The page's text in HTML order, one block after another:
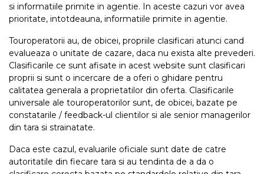
si informatiile primite in agentie. In aceste cazuri vor avea
prioritate, intotdeauna, informatiile primite in agentie.
Touroperatorii au, de obicei, propriile clasificari atunci cand
evalueaza o unitate de cazare, daca nu exista alte prevederi.
Clasificarile ce sunt afisate in acest website sunt clasificari
proprii si sunt o incercare de a oferi o ghidare pentru
calitatea generala a proprietatilor din oferta. Clasificarile
universale ale touroperatorilor sunt, de obicei, bazate pe
constatarile / feedback-ul clientilor si ale senior managerilor
din tara si strainatate.
Daca este cazul, evaluarile oficiale sunt date de catre
autoritatile din fiecare tara si au tendinta de a da o